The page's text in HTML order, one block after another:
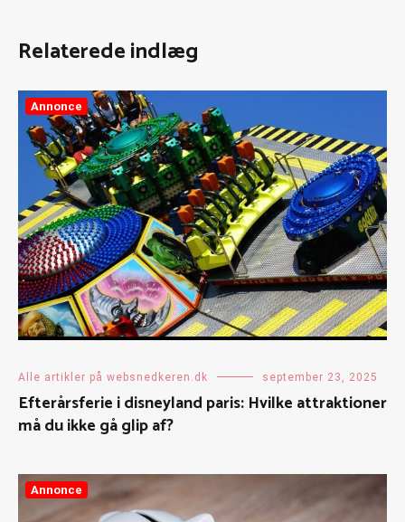
Relaterede indlæg
Annonce
Alle artikler på websnedkeren.dk september 23, 2025
Efterårsferie i disneyland paris: Hvilke attraktioner
må du ikke gå glip af?
Annonce